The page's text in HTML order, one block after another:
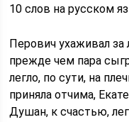
10 слов на русском
Перович ухаживал
прежде чем пара
легло, по сути, на
приняла отчима,
Душан, к счастью,